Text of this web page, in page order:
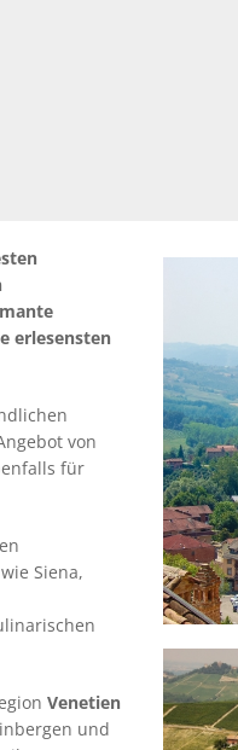
erlesensten
von
für
Siena,
Venetien
und